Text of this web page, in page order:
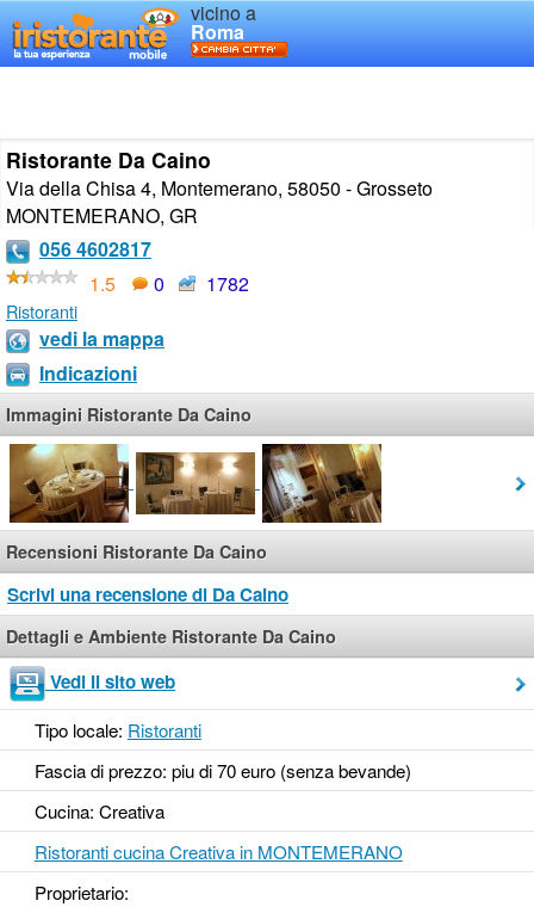
vicino a
Roma
Ristorante Da Caino
Via della Chisa 4, Montemerano, 58050 - Grosseto
MONTEMERANO, GR
056 4602817
1.5
0 1782
Ristoranti
vedi la mappa
Indicazioni
Immagini Ristorante Da Caino
Recensioni Ristorante Da Caino
Scrivi una recensione di Da Caino
Dettagli e Ambiente Ristorante Da Caino
Vedi il sito web
Tipo locale: Ristoranti
Fascia di prezzo: piu di 70 euro (senza bevande)
Cucina: Creativa
Ristoranti cucina Creativa in MONTEMERANO
Proprietario: